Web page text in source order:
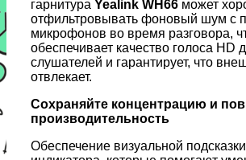
гарнитура Yealink WH66 может
отфильтровывать фоновый шум с
микрофонов во время разговора,
обеспечивает качество голоса HD
слушателей и гарантирует, что
отвлекает.
Сохраняйте концентрацию и
производительность
Обеспечение визуальной